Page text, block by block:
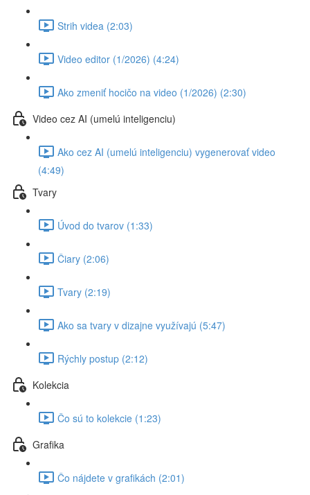
Strih videa (2:03)
Video editor (1/2026) (4:24)
Ako zmeniť hocičo na video (1/2026) (2:30)
Video cez AI (umelú inteligenciu)
Ako cez AI (umelú inteligenciu) vygenerovať video
(4:49)
Tvary
Úvod do tvarov (1:33)
Čiary (2:06)
Tvary (2:19)
Ako sa tvary v dizajne využívajú (5:47)
Rýchly postup (2:12)
Kolekcia
Čo sú to kolekcie (1:23)
Grafika
Čo nájdete v grafikách (2:01)